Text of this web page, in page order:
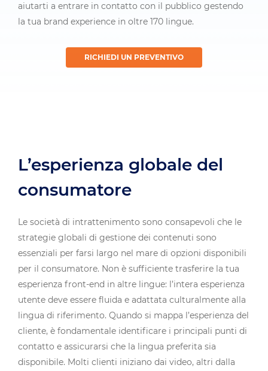
aiutarti a entrare in contatto con il pubblico gestendo
la tua brand experience in oltre 170 lingue.
RICHIEDI UN PREVENTIVO
L’esperienza globale del
consumatore
Le società di intrattenimento sono consapevoli che le
strategie globali di gestione dei contenuti sono
essenziali per farsi largo nel mare di opzioni disponibili
per il consumatore. Non è sufficiente trasferire la tua
esperienza front-end in altre lingue: l’intera esperienza
utente deve essere fluida e adattata culturalmente alla
lingua di riferimento. Quando si mappa l’esperienza del
cliente, è fondamentale identificare i principali punti di
contatto e assicurarsi che la lingua preferita sia
disponibile. Molti clienti iniziano dai video, altri dalla